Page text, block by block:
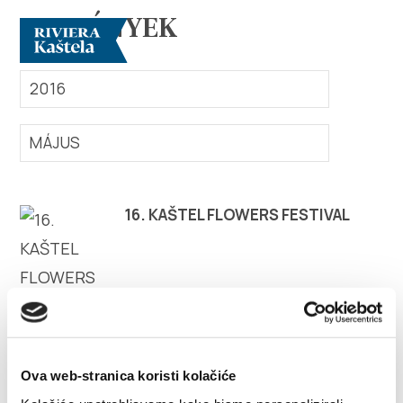
Ova web-stranica koristi kolačiće
Vizsgálja meg
Rendeltetési hely
Mit kell tenni?
ESEMÉNYEK
2016
MÁJUS
16. KAŠTEL FLOWERS FESTIVAL